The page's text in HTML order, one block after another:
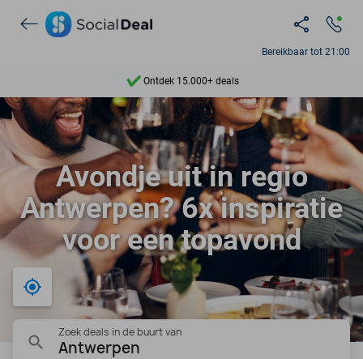
Bereikbaar tot 21:00
Ontdek 15.000+ deals
7 dagen per week beschikbaar
10+ miljoen leden
9,4
Ontdek 15.000+ deals
Avondje uit in regio
Antwerpen? 6x inspiratie
voor een topavond
Bij mij in de buurt
Zoek deals in de buurt van
Antwerpen